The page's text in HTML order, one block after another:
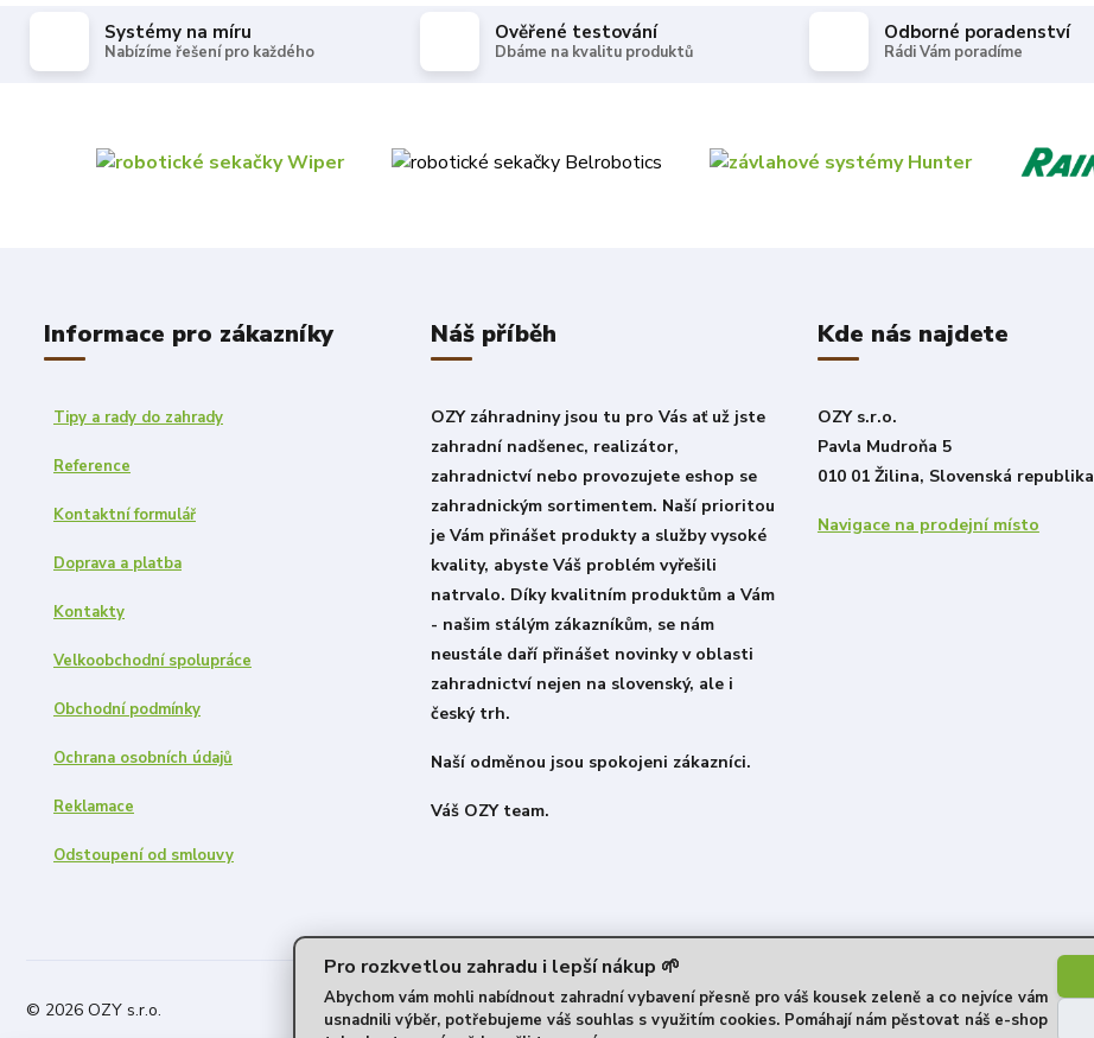
Systémy na míru
Nabízíme řešení pro každého
Ověřené testování
Dbáme na kvalitu produktů
Odborné poradenství
Rádi Vám poradíme
Informace pro zákazníky
Tipy a rady do zahrady
Reference
Kontaktní formulář
Doprava a platba
Kontakty
Velkoobchodní spolupráce
Obchodní podmínky
Ochrana osobních údajů
Reklamace
Odstoupení od smlouvy
Náš příběh
OZY záhradniny jsou tu pro Vás ať už jste
zahradní nadšenec, realizátor,
zahradnictví nebo provozujete eshop se
zahradnickým sortimentem. Naší prioritou
je Vám přinášet produkty a služby vysoké
kvality, abyste Váš problém vyřešili
natrvalo. Díky kvalitním produktům a Vám
- našim stálým zákazníkům, se nám
neustále daří přinášet novinky v oblasti
zahradnictví nejen na slovenský, ale i
český trh.
Naší odměnou jsou spokojeni zákazníci.
Váš OZY team.
Kde nás najdete
OZY s.r.o.
Pavla Mudroňa 5
010 01 Žilina, Slovenská republika
Navigace na prodejní místo
© 2026 OZY s.r.o.
Pro rozkvetlou zahradu i lepší nákup 🌱
Abychom vám mohli nabídnout zahradní vybavení přesně pro váš kousek zeleně a co nejvíce vám
usnadnili výběr, potřebujeme váš souhlas s využitím cookies. Pomáhají nám pěstovat náš e-shop